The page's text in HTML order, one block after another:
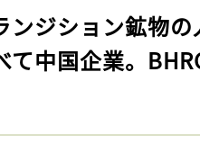
ンジション鉱物
て中国企業。